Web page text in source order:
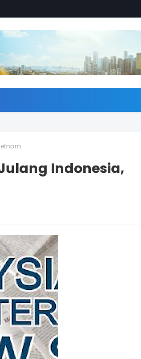
Indonesia,